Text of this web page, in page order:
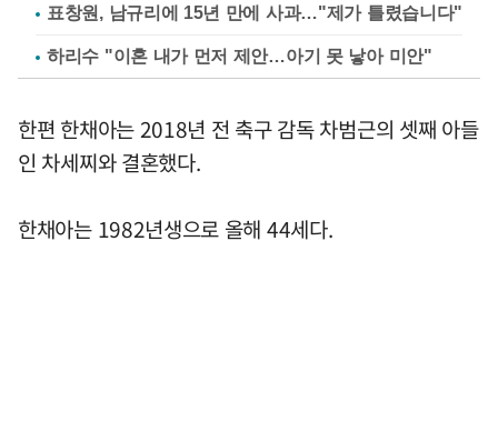
표창원, 남규리에 15년 만에 사과…"제가 틀렸습니다"
하리수 "이혼 내가 먼저 제안…아기 못 낳아 미안"
한편 한채아는 2018년 전 축구 감독 차범근의 셋째 아들
인 차세찌와 결혼했다.
한채아는 1982년생으로 올해 44세다.